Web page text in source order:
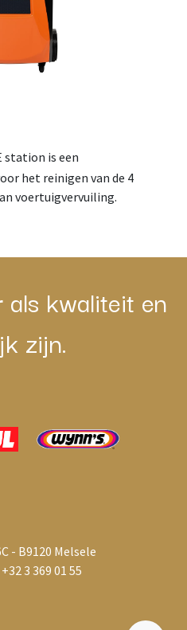
station is een
het reinigen van de 4
voertuigvervuiling.
kwaliteit en
zijn.
- B9120 Melsele
+32 3 369 01 55